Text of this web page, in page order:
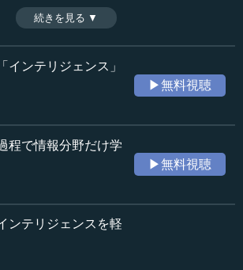
テリジェンスの重要性について、また
ェンスの学び方について、歴史学者で
中西輝政氏が解説する。（全11話中第1
月14日
7日
スは「早く見つけ、おもむろに行動
ンテリジェンス・ヒストリーについて
るそうですね。なぜ今、インテリジェ
必要なのでしょうか。
続きを見る ▼
インテリジェンス」
▶無料視聴
程で情報分野だけ学
▶無料視聴
ンテリジェンスを軽